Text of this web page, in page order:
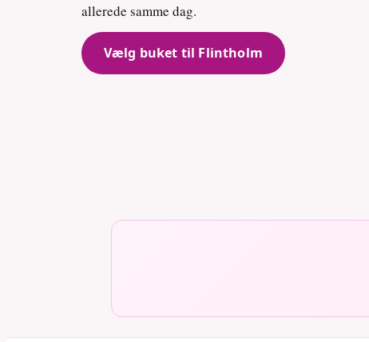
allerede samme dag.
Vælg buket til Flintholm